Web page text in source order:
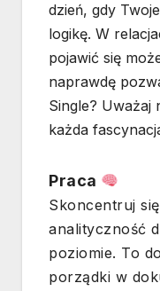
dzień, gdy
logikę. W
pojawić się
naprawdę
Single? Uważaj
każda
Praca
Skoncentruj
analityczność
poziomie. To
porządki w